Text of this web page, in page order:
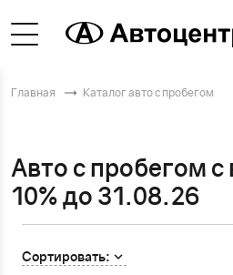
Главная Каталог авто с пробегом
Авто с пробегом
10% до 31.08.26
Сортировать: